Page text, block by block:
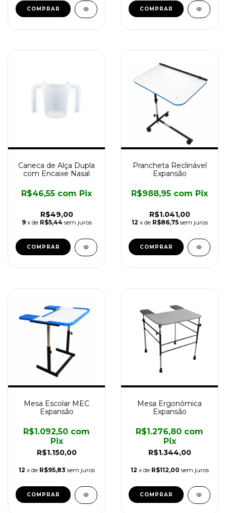
Caneca de Alça Dupla
com Encaixe Nasal
R$49,00
R$46,55 com Pix
9 x de R$5,44 sem juros
Prancheta Reclinável
Expansão
R$1.041,00
R$988,95 com Pix
12 x de R$86,75 sem juros
Mesa Escolar MEC
Expansão
R$1.150,00
R$1.092,50 com
Pix
12 x de R$95,83 sem juros
COMPRAR
Mesa Ergonômica
Expansão
R$1.344,00
R$1.276,80 com
Pix
12 x de R$112,00 sem juros